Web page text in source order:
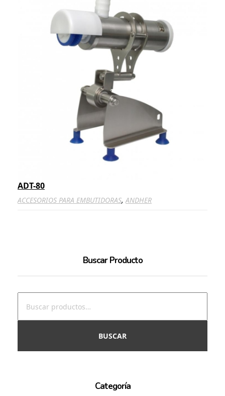
ADT-80
ACCESORIOS PARA EMBUTIDORAS,ANDHER
Buscar Producto
BUSCAR
Categoría